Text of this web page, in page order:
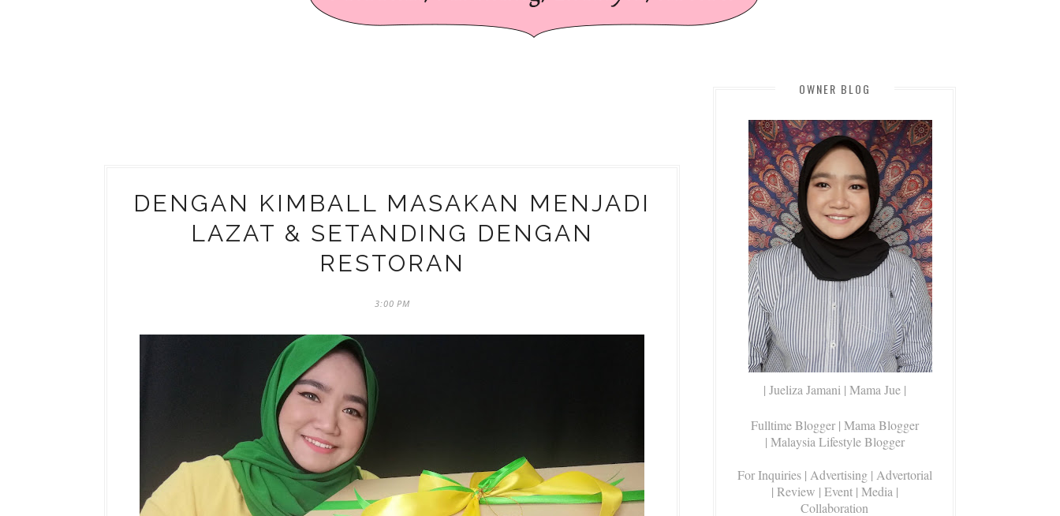
DENGAN KIMBALL MASAKAN MENJADI
LAZAT & SETANDING DENGAN
RESTORAN
3:00 PM
OWNER BLOG
| Jueliza Jamani | Mama Jue |
Fulltime Blogger | Mama Blogger
| Malaysia Lifestyle Blogger
For Inquiries | Advertising | Advertorial
| Review | Event | Media |
Collaboration